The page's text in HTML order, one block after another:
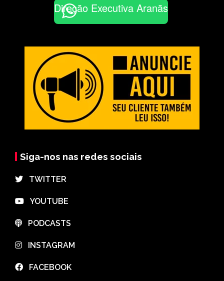
Direção Executiva Aranãs
Siga-nos nas redes sociais
⠀TWITTER
⠀YOUTUBE
⠀PODCASTS
⠀INSTAGRAM
⠀FACEBOOK